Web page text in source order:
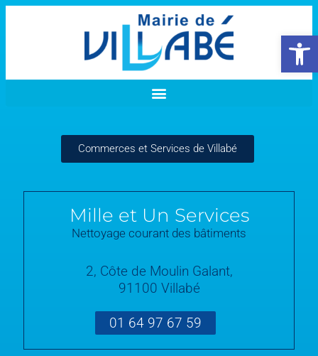
Ouvrir
Commerces et Services de Villabé
Mille et Un Services
Nettoyage courant des bâtiments
2, Côte de Moulin Galant,
91100 Villabé
01 64 97 67 59